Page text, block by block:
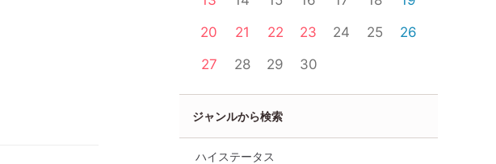
20
21 22 23 24 25
26
27
28 29 30
ジャンルから検索
ハイステータス